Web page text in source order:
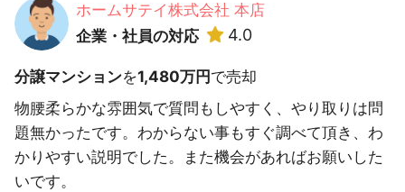
ホームサテイ株式会社 本店
企業・社員の対応
4.0
分譲マンションを1,480万円 で売却
物腰柔らかな雰囲気で質問もしやすく、やり取りは問
題無かったです。わからない事もすぐ調べて頂き、わ
かりやすい説明でした。また機会があればお願いした
いです。